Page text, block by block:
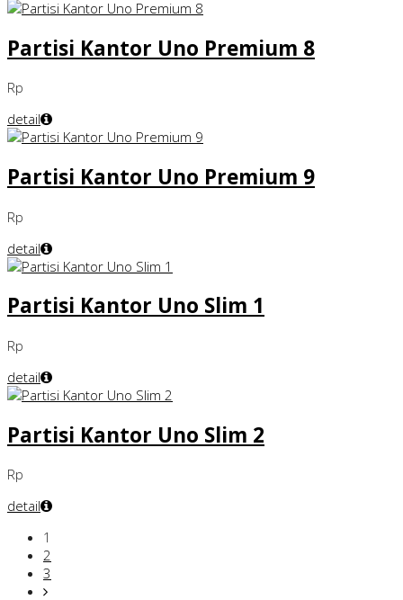
Partisi Kantor Uno Premium 8
Rp
detail
Partisi Kantor Uno Premium 9
Rp
detail
Partisi Kantor Uno Slim 1
Rp
detail
Partisi Kantor Uno Slim 2
Rp
detail
1
2
3